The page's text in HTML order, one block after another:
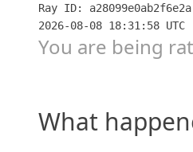
【価格アリ】業界の闇に迫
ランデの考察【スムハジメ】